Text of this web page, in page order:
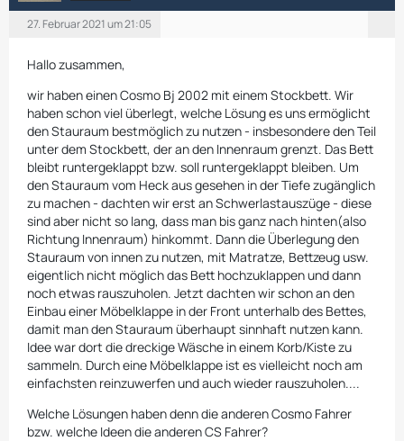
27. Februar 2021 um 21:05
Hallo zusammen,
wir haben einen Cosmo Bj 2002 mit einem Stockbett. Wir
haben schon viel überlegt, welche Lösung es uns ermöglicht
den Stauraum bestmöglich zu nutzen - insbesondere den Teil
unter dem Stockbett, der an den Innenraum grenzt. Das Bett
bleibt runtergeklappt bzw. soll runtergeklappt bleiben. Um
den Stauraum vom Heck aus gesehen in der Tiefe zugänglich
zu machen - dachten wir erst an Schwerlastauszüge - diese
sind aber nicht so lang, dass man bis ganz nach hinten(also
Richtung Innenraum) hinkommt. Dann die Überlegung den
Stauraum von innen zu nutzen, mit Matratze, Bettzeug usw.
eigentlich nicht möglich das Bett hochzuklappen und dann
noch etwas rauszuholen. Jetzt dachten wir schon an den
Einbau einer Möbelklappe in der Front unterhalb des Bettes,
damit man den Stauraum überhaupt sinnhaft nutzen kann.
Idee war dort die dreckige Wäsche in einem Korb/Kiste zu
sammeln. Durch eine Möbelklappe ist es vielleicht noch am
einfachsten reinzuwerfen und auch wieder rauszuholen....
Welche Lösungen haben denn die anderen Cosmo Fahrer
bzw. welche Ideen die anderen CS Fahrer?